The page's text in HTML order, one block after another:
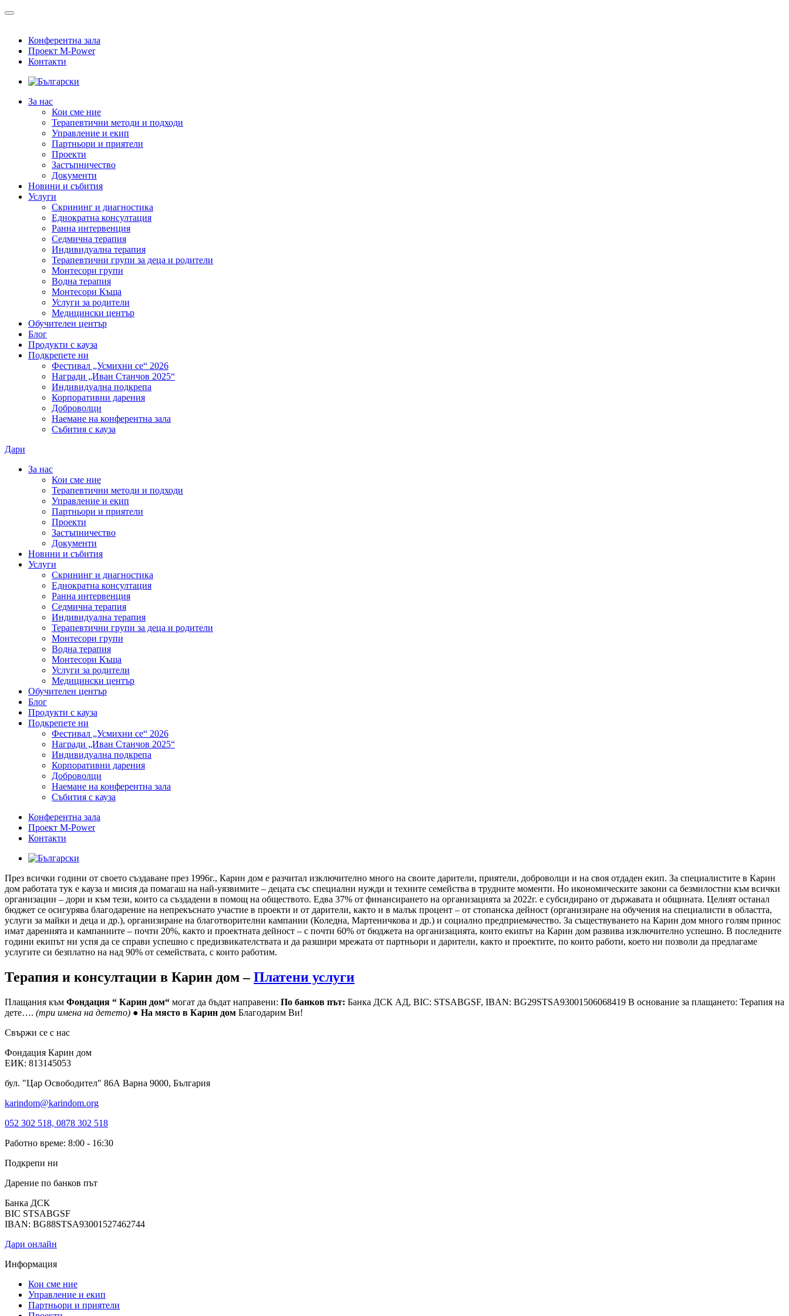
Конферентна зала
Проект M-Power
Контакти
За нас
Кои сме ние
Терапевтични методи и подходи
Управление и екип
Партньори и приятели
Проекти
Застъпничество
Документи
Новини и събития
Услуги
Скрининг и диагностика
Еднократна консултация
Ранна интервенция
Седмична терапия
Индивидуална терапия
Терапевтични групи за деца и родители
Монтесори групи
Водна терапия
Монтесори Къща
Услуги за родители
Медицински център
Обучителен център
Блог
Продукти с кауза
Подкрепете ни
Фестивал „Усмихни се“ 2026
Награди „Иван Станчов 2025“
Индивидуална подкрепа
Корпоративни дарения
Доброволци
Наемане на конферентна зала
Събития с кауза
Дари
За нас
Кои сме ние
Терапевтични методи и подходи
Управление и екип
Партньори и приятели
Проекти
Застъпничество
Документи
Новини и събития
Услуги
Скрининг и диагностика
Еднократна консултация
Ранна интервенция
Седмична терапия
Индивидуална терапия
Терапевтични групи за деца и родители
Монтесори групи
Водна терапия
Монтесори Къща
Услуги за родители
Медицински център
Обучителен център
Блог
Продукти с кауза
Подкрепете ни
Фестивал „Усмихни се“ 2026
Награди „Иван Станчов 2025“
Индивидуална подкрепа
Корпоративни дарения
Доброволци
Наемане на конферентна зала
Събития с кауза
Конферентна зала
Проект M-Power
Контакти
През всички години от своето създаване през 1996г., Карин дом е разчитал изключително много на своите дарители, приятели, доброволци и на своя отдаден екип. За специалистите в Карин
дом работата тук е кауза и мисия да помагаш на най-уязвимите – децата със специални нужди и техните семейства в трудните моменти. Но икономическите закони са безмилостни към всички
организации – дори и към тези, които са създадени в помощ на обществото. Едва 37% от финансирането на организацията за 2022г. е субсидирано от държавата и общината. Целият останал
бюджет се осигурява благодарение на непрекъснато участие в проекти и от дарители, както и в малък процент – от стопанска дейност (организиране на обучения на специалисти в областта,
услуги за майки и деца и др.), организиране на благотворителни кампании (Коледна, Мартеничкова и др.) и социално предприемачество. За съществуването на Карин дом много голям принос
имат даренията и кампаниите – почти 20%, както и проектната дейност – с почти 60% от бюджета на организацията, които екипът на Карин дом развива изключително успешно. В последните
години екипът ни успя да се справи успешно с предизвикателствата и да разшири мрежата от партньори и дарители, както и проектите, по които работи, което ни позволи да предлагаме
услугите си безплатно на над 90% от семействата, с които работим.
Терапия и консултации в Карин дом –Платени услуги
Плащания към Фондация “ Карин дом“ могат да бъдат направени: По банков път: Банка ДСК АД, BIC: STSABGSF, IBAN: BG29STSA93001506068419 В основание за плащането: Терапия на
дете…. (три имена на детето) ● На място в Карин дом Благодарим Ви!
Свържи се с нас
Фондация Карин дом
ЕИК: 813145053
бул. "Цар Освободител" 86А Варна 9000, България
karindom@karindom.org
052 302 518, 0878 302 518
Работно време: 8:00 - 16:30
Подкрепи ни
Дарение по банков път
Банка ДСК
BIC STSABGSF
IBAN: BG88STSA93001527462744
Дари онлайн
Информация
Кои сме ние
Управление и екип
Партньори и приятели